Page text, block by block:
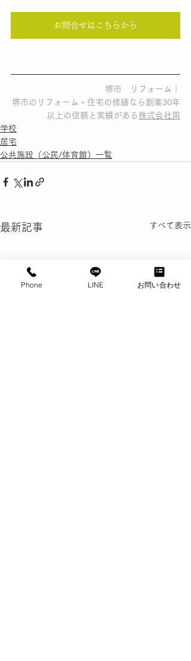
お問合せはこちらから
堺市　リフォーム｜
堺市のリフォーム・住宅の修繕なら創業30年
以上の信頼と実績がある株式会社周
学校
居宅
公共施設（公民/体育館）一覧
最新記事 すべて表示
Phone LINE お問い合わせ